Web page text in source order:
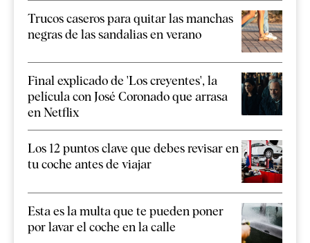
Trucos caseros para quitar las manchas
negras de las sandalias en verano
Final explicado de 'Los creyentes', la
película con José Coronado que arrasa
en Netflix
Los 12 puntos clave que debes revisar en
tu coche antes de viajar
Esta es la multa que te pueden poner
por lavar el coche en la calle